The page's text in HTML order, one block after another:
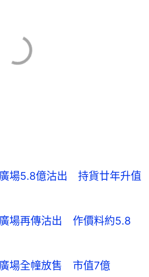
場5.8億沽出 持貨廿年升值
場再傳沽出 作價料約5.8
場全幢放售 市值7億